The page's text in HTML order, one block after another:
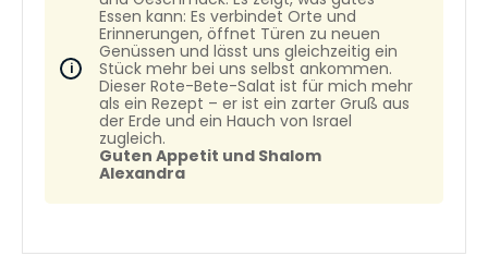
Essen kann: Es verbindet Orte und
Erinnerungen, öffnet Türen zu neuen
Genüssen und lässt uns gleichzeitig ein
Stück mehr bei uns selbst ankommen.
Dieser Rote-Bete-Salat ist für mich mehr
als ein Rezept – er ist ein zarter Gruß aus
der Erde und ein Hauch von Israel
zugleich.
Guten Appetit und Shalom
Alexandra